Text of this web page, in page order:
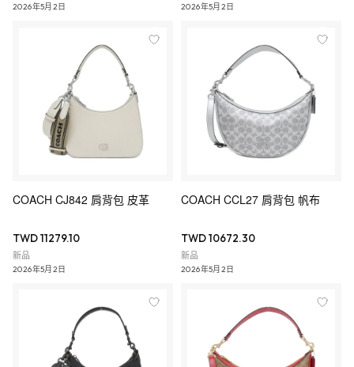
2026年5月2日 2026年5月2日
COACH CJ842 肩背包 皮革
TWD 11279.10
新品
2026年5月2日
COACH CCL27 肩背包 帆布
TWD 10672.30
新品
2026年5月2日